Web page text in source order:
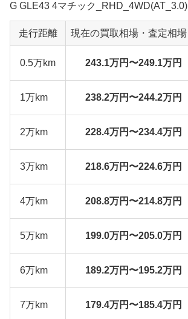
G GLE43 4マチック_RHD_4WD(AT_3.0)
走行距離 現在の買取相場・査定相場
0.5万km 243.1万円〜249.1万円
1万km 238.2万円〜244.2万円
2万km 228.4万円〜234.4万円
3万km 218.6万円〜224.6万円
4万km 208.8万円〜214.8万円
5万km 199.0万円〜205.0万円
6万km 189.2万円〜195.2万円
7万km 179.4万円〜185.4万円